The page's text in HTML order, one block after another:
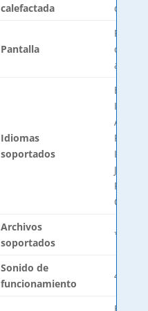
calefactada
de
Pantalla
a todo
Idiomas
soportados
Inglés
Italiano
Chino
Archivos
soportados
Sonido de
funcionamiento
49 dBA